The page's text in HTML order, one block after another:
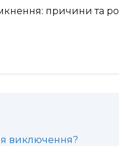
виключення?